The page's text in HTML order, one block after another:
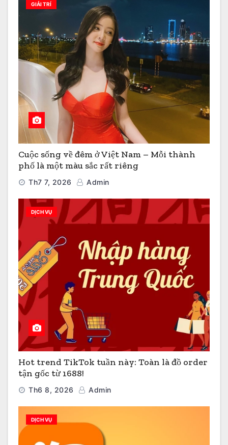
GIẢI TRÍ
Cuộc sống về đêm ở Việt Nam – Mỗi thành
phố là một màu sắc rất riêng
Th7 7, 2026 Admin
DỊCH VỤ
Hot trend TikTok tuần này: Toàn là đồ order
tận gốc từ 1688!
Th6 8, 2026 Admin
DỊCH VỤ